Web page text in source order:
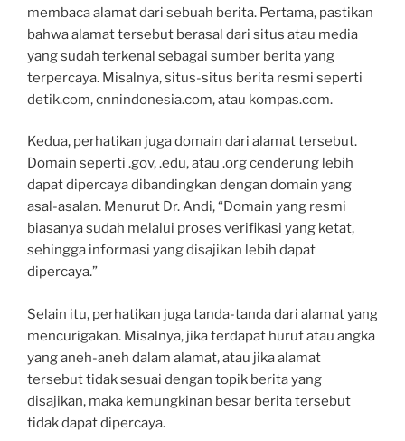
membaca alamat dari sebuah berita. Pertama, pastikan
bahwa alamat tersebut berasal dari situs atau media
yang sudah terkenal sebagai sumber berita yang
terpercaya. Misalnya, situs-situs berita resmi seperti
detik.com, cnnindonesia.com, atau kompas.com.
Kedua, perhatikan juga domain dari alamat tersebut.
Domain seperti .gov, .edu, atau .org cenderung lebih
dapat dipercaya dibandingkan dengan domain yang
asal-asalan. Menurut Dr. Andi, “Domain yang resmi
biasanya sudah melalui proses verifikasi yang ketat,
sehingga informasi yang disajikan lebih dapat
dipercaya.”
Selain itu, perhatikan juga tanda-tanda dari alamat yang
mencurigakan. Misalnya, jika terdapat huruf atau angka
yang aneh-aneh dalam alamat, atau jika alamat
tersebut tidak sesuai dengan topik berita yang
disajikan, maka kemungkinan besar berita tersebut
tidak dapat dipercaya.